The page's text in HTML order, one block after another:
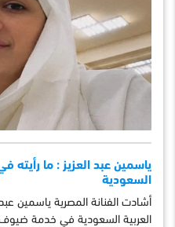
ياسمين عبد العزيز : ما
السعودية
أشادت الفنانة المصرية ياسمين عبد
العربية السعودية في خدمة